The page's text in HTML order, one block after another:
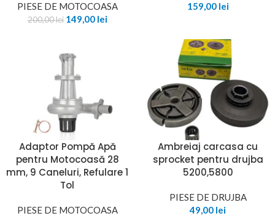
PIESE DE MOTOCOASA
200,00lei 149,00 lei
159,00 lei
Adaptor Pompă Apă
pentru Motocoasă 28
mm, 9 Caneluri, Refulare 1
Tol
PIESE DE MOTOCOASA
Ambreiaj carcasa cu
sprocket pentru drujba
5200,5800
PIESE DE DRUJBA
49,00 lei